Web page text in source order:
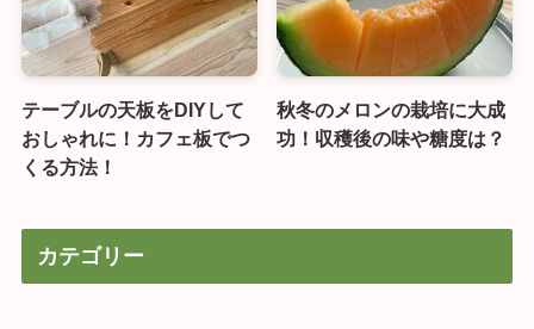
テーブルの天板をDIYして
おしゃれに！カフェ板でつ
くる方法！
秋冬のメロンの栽培に大成
功！収穫後の味や糖度は？
カテゴリー